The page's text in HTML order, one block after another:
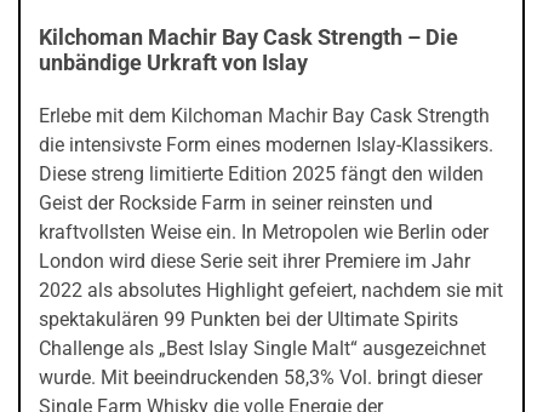
Kilchoman Machir Bay Cask Strength – Die
unbändige Urkraft von Islay
Erlebe mit dem Kilchoman Machir Bay Cask Strength
die intensivste Form eines modernen Islay-Klassikers.
Diese streng limitierte Edition 2025 fängt den wilden
Geist der Rockside Farm in seiner reinsten und
kraftvollsten Weise ein. In Metropolen wie Berlin oder
London wird diese Serie seit ihrer Premiere im Jahr
2022 als absolutes Highlight gefeiert, nachdem sie mit
spektakulären 99 Punkten bei der Ultimate Spirits
Challenge als „Best Islay Single Malt“ ausgezeichnet
wurde. Mit beeindruckenden 58,3% Vol. bringt dieser
Single Farm Whisky die volle Energie der